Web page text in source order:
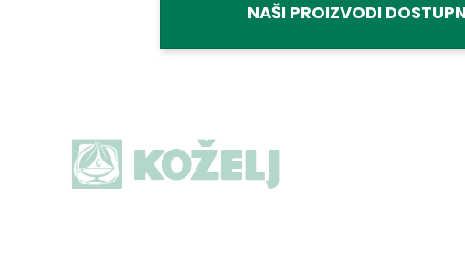
NAŠI PROIZVODI